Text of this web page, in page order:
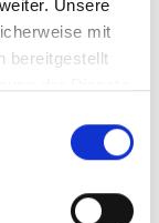
Unsere
mit
bereitgestellt